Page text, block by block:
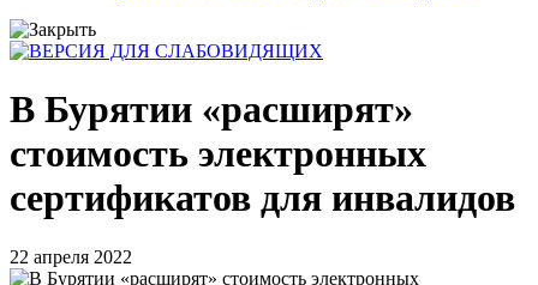
В Бурятии «расширят»
стоимость электронных
сертификатов для инвалидов
22 апреля 2022